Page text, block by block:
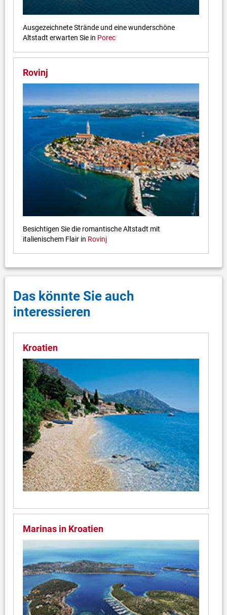
Ausgezeichnete Strände und eine wunderschöne
Altstadt erwarten Sie in Porec
Rovinj
Besichtigen Sie die romantische Altstadt mit
italienischem Flair in Rovinj
Das könnte Sie auch
interessieren
Kroatien
Marinas in Kroatien